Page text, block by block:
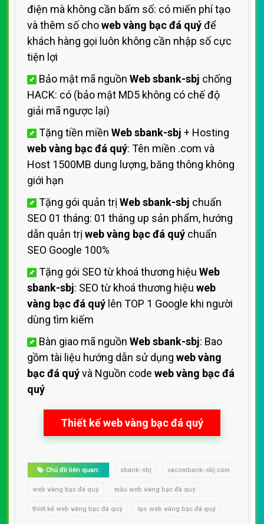
điện mà không cần bấm số: có miến phí tạo
và thêm số choweb vàng bạc đá quýđể
khách hàng gọi luôn không cần nhập số cực
tiện lợi
Bảo mật mã nguồn Web sbank-sbj chống
HACK: có (bảo mật MD5 không có chế độ
giải mã ngược lại)
Tặng tiền miền Web sbank-sbj + Hosting
web vàng bạc đá quý: Tên miền .com và
Host 1500MB dung lượng, băng thông không
giới hạn
Tặng gói quản trị Web sbank-sbj chuẩn
SEO 01 tháng: 01 tháng up sản phẩm, hướng
dẫn quản trị web vàng bạc đá quý chuẩn
SEO Google 100%
Tặng gói SEO từ khoá thương hiệu Web
sbank-sbj: SEO từ khoá thương hiệu web
vàng bạc đá quý lên TOP 1 Google khi người
dùng tìm kiếm
Bàn giao mã nguồn Web sbank-sbj: Bao
gồm tài liệu hướng dẫn sử dụng web vàng
bạc đá quývà Nguồn code web vàng bạc đá
quý
Thiết kế web vàng bạc đá quý
Chủ đề liên quan: sbank-sbj sacombank-sbj.com
web vàng bạc đá quý mẫu web vàng bạc đá quý
thiết kế web vàng bạc đá quý tạo web vàng bạc đá quý